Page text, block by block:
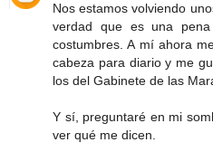
Nos estamos volviendo
verdad que es una
costumbres. A mí ahora
cabeza para diario y me
los del Gabinete de las
Y sí, preguntaré en mi
ver qué me dicen.